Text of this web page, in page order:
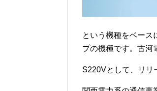
という機種をベース
プの機種です。古河
S220Vとして、リリ